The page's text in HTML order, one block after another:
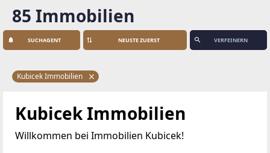
85 Immobilien
SUCHAGENT VERFEINERN
Kubicek Immobilien
Kubicek Immobilien
Willkommen bei Immobilien Kubicek!